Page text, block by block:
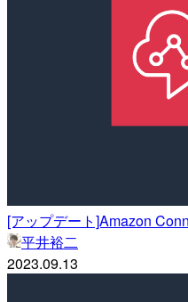
[アップデート]Amazon
平井裕二
2023.09.13